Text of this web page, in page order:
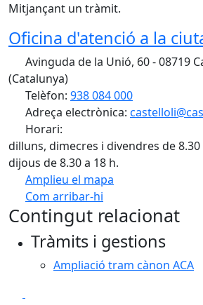
Mitjançant un tràmit.
Oficina d'atenció a la
Avinguda de la Unió, 60 - 08719
(Catalunya)
Telèfon: 938 084 000
Adreça electrònica:
Horari:
dilluns, dimecres i divendres de
dijous de 8.30 a 18 h.
Amplieu el mapa
Com arribar-hi
+
Contingut relacionat
Tràmits i gestions
Ampliació tram cànon ACA